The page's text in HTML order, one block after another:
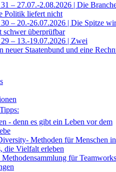
– 27.07.-2.08.2026 | Die
Politik liefert nicht
– 20.-26.07.2026 | Die Spitze
überprüfbar
– 13.-19.07.2026 | Zwei
neuer Staatenbund und eine
- denn es gibt ein Leben vor dem
Methoden für Menschen in
die Vielfalt erleben
für